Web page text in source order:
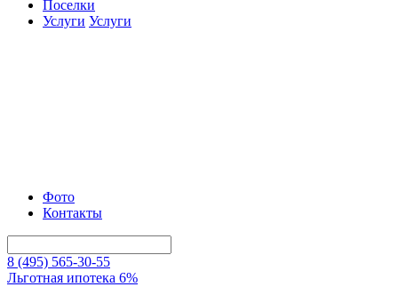
Поселки
Услуги Услуги
Фото
Контакты
8 (495) 565-30-55
Льготная ипотека 6%